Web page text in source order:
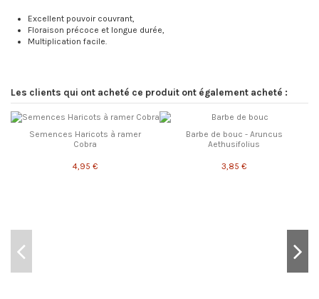
Excellent pouvoir couvrant,
Floraison précoce et longue durée,
Multiplication facile.
Les clients qui ont acheté ce produit ont également acheté :
Semences Haricots à ramer
Cobra
4,95 €
Barbe de bouc - Aruncus
Aethusifolius
3,85 €